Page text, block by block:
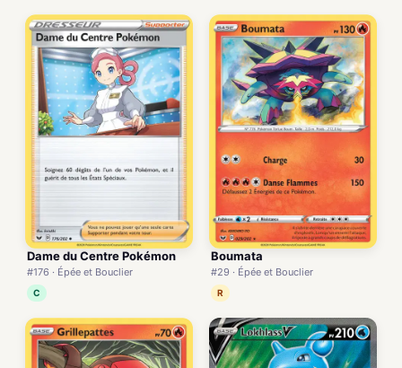
Dame du Centre Pokémon
#176 · Épée et Bouclier
C
Boumata
#29 · Épée et Bouclier
R